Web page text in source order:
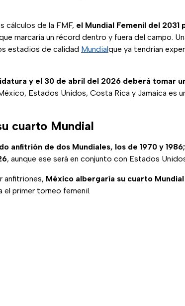
cálculos de la FMF, el Mundial Femenil del
marcaría un récord dentro y fuera del campo.
estadios de calidad Mundialque ya tendrían
y el 30 de abril del 2026 deberá tomar
Estados Unidos, Costa Rica y Jamaica es
cuarto Mundial
anfitrión de dos Mundiales, los de 1970 y 1986;
, aunque ese será en conjunto con Estados
anfitriones, México albergaría su cuarto Mundial
el primer torneo femenil.